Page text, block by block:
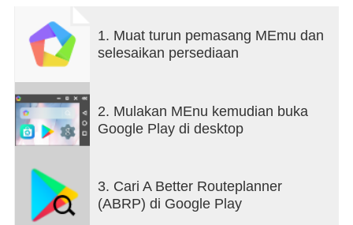
1. Muat turun pemasang MEmu dan
selesaikan persediaan
2. Mulakan MEnu kemudian buka
Google Play di desktop
3. Cari A Better Routeplanner
(ABRP) di Google Play